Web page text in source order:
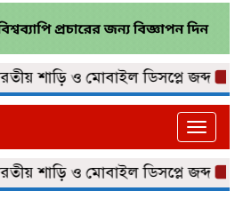
শাড়ি ও মোবাইল ডিসপ্লে জব্দ
Toggle
শাড়ি ও মোবাইল ডিসপ্লে জব্দ